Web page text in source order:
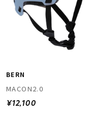
BERN
MACON2.0
¥12,100